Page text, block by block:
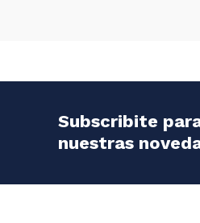
Subscribite
nuestras